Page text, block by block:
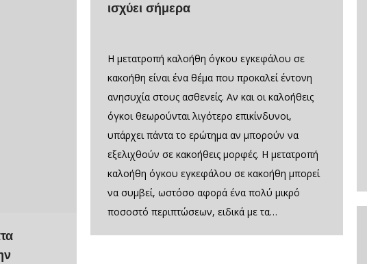
ισχύει σήμερα
Η μετατροπή καλοήθη όγκου εγκεφάλου σε
κακοήθη είναι ένα θέμα που προκαλεί έντονη
ανησυχία στους ασθενείς. Αν και οι καλοήθεις
όγκοι θεωρούνται λιγότερο επικίνδυνοι,
υπάρχει πάντα το ερώτημα αν μπορούν να
εξελιχθούν σε κακοήθεις μορφές. Η μετατροπή
καλοήθη όγκου εγκεφάλου σε κακοήθη μπορεί
να συμβεί, ωστόσο αφορά ένα πολύ μικρό
ποσοστό περιπτώσεων, ειδικά με τα…